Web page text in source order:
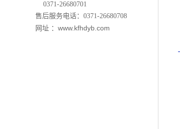
0371-26680701
售后服务电话：0371-26680708
网址 ： www.kfhdyb.com